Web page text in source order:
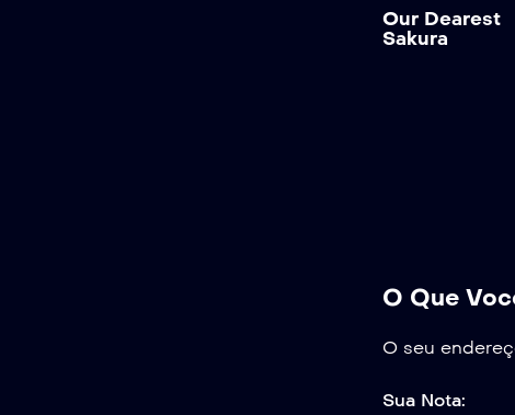
Our Dearest
Sakura
O Que
O seu
Sua Nota: